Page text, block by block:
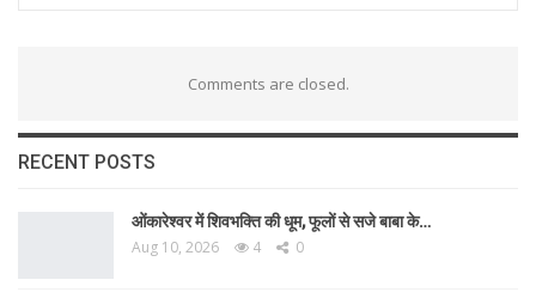
Comments are closed.
RECENT POSTS
ओंकारेश्वर में शिवभक्ति की धूम, फूलों से सजे बाबा के…
Aug 10, 2026 4 0